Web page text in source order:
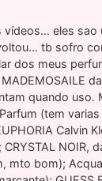
vídeos… eles sao
tb sofro
dos meus
quando uso.
(tem
Calvin
NOIR,
mto bom);